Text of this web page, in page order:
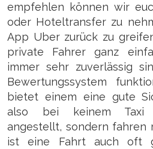
empfehlen können wir
oder Hoteltransfer zu
App Uber zurück zu
private Fahrer ganz
immer sehr zuverlässig
Bewertungssystem
bietet einem eine gute
also bei keinem Taxi
angestellt, sondern fahren
ist eine Fahrt auch oft